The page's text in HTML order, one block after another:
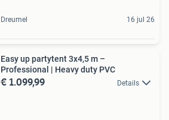
Dreumel 16 jul 26
Easy up partytent 3x4,5 m –
Professional | Heavy duty PVC
€ 1.099,99 Details